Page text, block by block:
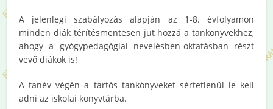
A jelenlegi szabályozás alapján az 1-8. évfolyamon
minden diák térítésmentesen jut hozzá a tankönyvekhez,
ahogy a gyógypedagógiai nevelésben-oktatásban részt
vevő diákok is!
A tanév végén a tartós tankönyveket sértetlenül le kell
adni az iskolai könyvtárba.